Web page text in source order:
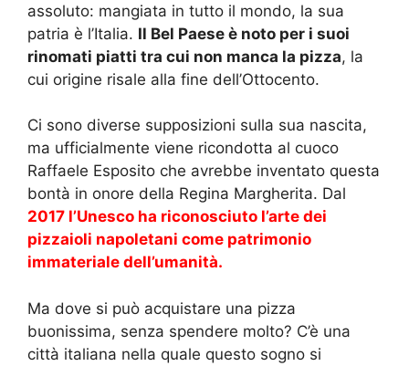
assoluto: mangiata in tutto il mondo, la sua
patria è l’Italia. Il Bel Paese è noto per i suoi
rinomati piatti tra cui non manca la pizza, la
cui origine risale alla fine dell’Ottocento.
Ci sono diverse supposizioni sulla sua nascita,
ma ufficialmente viene ricondotta al cuoco
Raffaele Esposito che avrebbe inventato questa
bontà in onore della Regina Margherita. Dal
2017 l’Unesco ha riconosciuto l’arte dei
pizzaioli napoletani come patrimonio
immateriale dell’umanità.
Ma dove si può acquistare una pizza
buonissima, senza spendere molto? C’è una
città italiana nella quale questo sogno si